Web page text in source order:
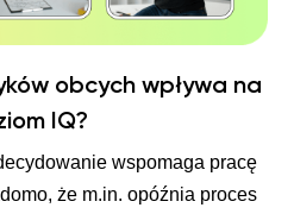
obcych wpływa na
IQ?
wspomaga pracę
że m.in. opóźnia proces